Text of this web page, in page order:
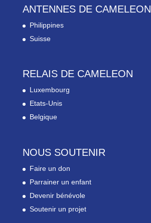
ANTENNES DE CAMELEON
Philippines
Suisse
RELAIS DE CAMELEON
Luxembourg
Etats-Unis
Belgique
NOUS SOUTENIR
Faire un don
Parrainer un enfant
Devenir bénévole
Soutenir un projet